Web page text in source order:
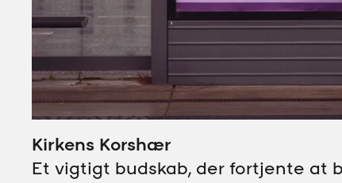
Kirkens Korshær
Et vigtigt budskab, der fortjente at